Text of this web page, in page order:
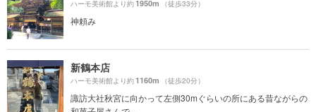
ハーモ美術館より約1950m （徒歩33分）
神頼み
新鶴本店
ハーモ美術館より約1160m （徒歩20分）
諏訪大社秋宮に向かって左側30mぐらいの所にある昔ながらの